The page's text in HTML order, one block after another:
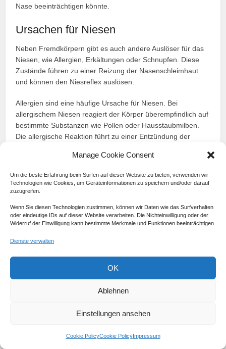
Manage Cookie Consent
Um die beste Erfahrung beim Surfen auf dieser Website zu bieten, verwenden wir
Technologien wie Cookies, um Geräteinformationen zu speichern und/oder darauf
zuzugreifen.
Wenn Sie diesen Technologien zustimmen, können wir Daten wie das Surfverhalten
oder eindeutige IDs auf dieser Website verarbeiten. Die Nichteinwilligung oder der
Widerruf der Einwilligung kann bestimmte Merkmale und Funktionen beeinträchtigen.
Dienste verwalten
OK
Ablehnen
Einstellungen ansehen
Cookie PolicyCookie PolicyImpressum
Nase beeinträchtigen könnte.
Ursachen für Niesen
Neben Fremdkörpern gibt es auch andere Auslöser für das
Niesen, wie Allergien, Erkältungen oder Schnupfen. Diese
Zustände führen zu einer Reizung der Nasenschleimhaut
und können den Niesreflex auslösen.
Allergien sind eine häufige Ursache für Niesen. Bei
allergischem Niesen reagiert der Körper überempfindlich auf
bestimmte Substanzen wie Pollen oder Hausstaubmilben.
Die allergische Reaktion führt zu einer Entzündung der
verursachen. Bei einer Erkältung kommt es zu einer
Infektion der oberen Atemwege, was zu einer Entzündung
produziert vermehrt Schleim. Um die verstopfte Nase wieder
frei zu bekommen, löst der Körper den Niesreflex aus.
Pollen, Hausstaubmilben
Viren, Infektion der oberen Atemwege
Entzündung der Nasenschleimhaut,